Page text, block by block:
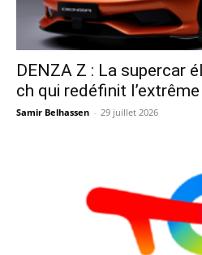
DENZA Z : La supercar
ch qui redéfinit l’extrême
Samir Belhassen - 29 juillet 2026